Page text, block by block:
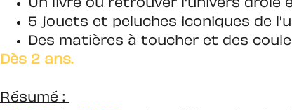
Un livre ou retrouver l'univers drôle
5 jouets et peluches iconiques de
Des matières à toucher et des
Dès 2 ans.
Résumé :